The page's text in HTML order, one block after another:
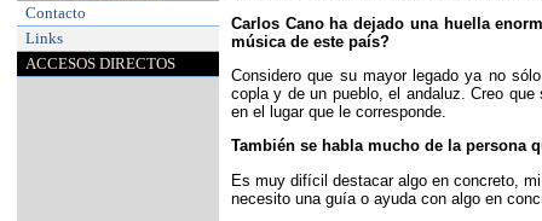
Contacto
Links
ACCESOS DIRECTOS
Carlos Cano ha dejado una huella
música de este país?
Considero que su mayor legado ya no
copla y de un pueblo, el andaluz. Creo
en el lugar que le corresponde.
También se habla mucho de la persona
Es muy difícil destacar algo en concreto,
necesito una guía o ayuda con algo en